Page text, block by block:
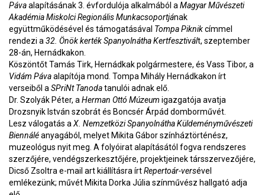
Pávaalapításának 3. évfordulója alkalmából aMagyar Művészeti
Akadémia Miskolci Regionális Munkacsoportjának
együttműködésével és támogatásával Tompa Piknikcímmel
rendezi a32. Önök kerték Spanyolnátha Kertfesztivált, szeptember
28-án, Hernádkakon.
Köszöntőt Tamás Tirk, Hernádkak polgármestere, és Vass Tibor, a
Vidám Pávaalapítója mond. Tompa Mihály Hernádkakon írt
verseiből aSPriNt Tanodatanulói adnak elő.
Dr. Szolyák Péter, aHerman Ottó Múzeum igazgatója avatja
Drozsnyik István szobrát és Boncsér Árpád domborművét.
Lesz válogatás aX. Nemzetközi Spanyolnátha Küldeményművészeti
Biennáléanyagából, melyet Mikita Gábor színháztörténész,
muzeológus nyit meg. A folyóirat alapításától fogva rendszeres
szerzőjére, vendégszerkesztőjére, projektjeinek társszervezőjére,
Dicső Zsoltra e-mail art kiállításra írtRepertoár-versével
emlékezünk; művét Mikita Dorka Júlia színművész hallgató adja